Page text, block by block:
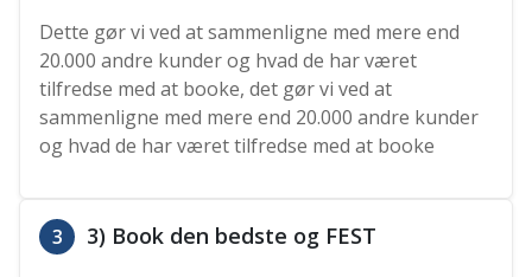
Dette gør vi ved at sammenligne med mere end
20.000 andre kunder og hvad de har været
tilfredse med at booke, det gør vi ved at
sammenligne med mere end 20.000 andre kunder
og hvad de har været tilfredse med at booke
3 3) Book den bedste og FEST